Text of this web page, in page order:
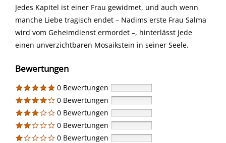
Jedes Kapitel ist einer Frau gewidmet, und auch wenn
manche Liebe tragisch endet – Nadims erste Frau Salma
wird vom Geheimdienst ermordet –, hinterlässt jede
einen unverzichtbaren Mosaikstein in seiner Seele.
Bewertungen
0 Bewertungen
0 Bewertungen
0 Bewertungen
0 Bewertungen
0 Bewertungen